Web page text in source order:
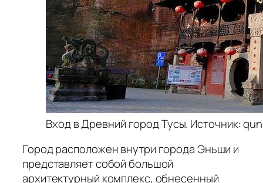
Вход в Древний город Тусы. Источник:
Город расположен внутри города Эньши и
представляет собой большой
архитектурный комплекс, обнесенный